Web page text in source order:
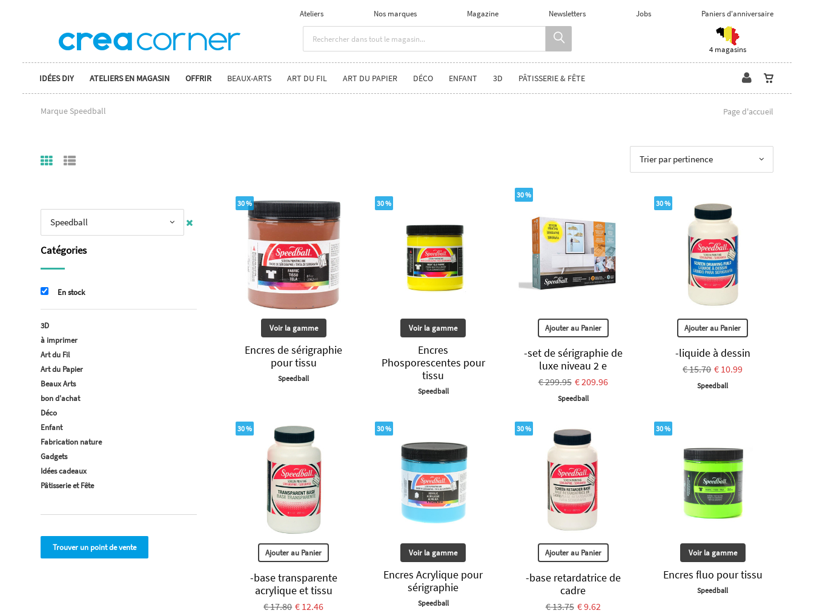
Ateliers Nos marques Magazine Newsletters Jobs Paniers d'anniversaire
4 magasins
IDÉES DIY ATELIERS EN MAGASIN OFFRIR BEAUX-ARTS ART DU FIL ART DU PAPIER DÉCO ENFANT 3D PÂTISSERIE & FÊTE
Marque Speedball Page d'accueil
Trier par pertinence
30 %
Voir la gamme
Encres de sérigraphie
pour tissu
Speedball
30 %
Voir la gamme
Encres
Phosporescentes pour
tissu
Speedball
30 %
Ajouter au Panier
-set de sérigraphie de
luxe niveau 2 e
€ 299.95 € 209.96
Speedball
30 %
Ajouter au Panier
-liquide à dessin
€ 15.70 € 10.99
Speedball
30 %
Ajouter au Panier
-base transparente
acrylique et tissu
€ 17.80 € 12.46
30 %
Voir la gamme
Encres Acrylique pour
sérigraphie
Speedball
30 %
Ajouter au Panier
-base retardatrice de
cadre
€ 13.75 € 9.62
30 %
Voir la gamme
Encres fluo pour tissu
Speedball
Speedball
Catégories
En stock
3D
à imprimer
Art du Fil
Art du Papier
Beaux Arts
bon d'achat
Déco
Enfant
Fabrication nature
Gadgets
Idées cadeaux
Pâtisserie et Fête
Trouver un point de vente